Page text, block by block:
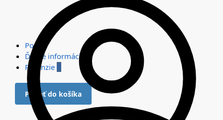
Popis
Ďalšie informácie
Recenzie 0
Pridať do košíka